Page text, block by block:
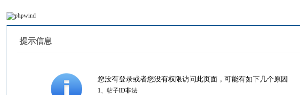
提示信息
您没有登录或者您没有权限访问此页面，可能有如下几个原因
1、帖子ID非法